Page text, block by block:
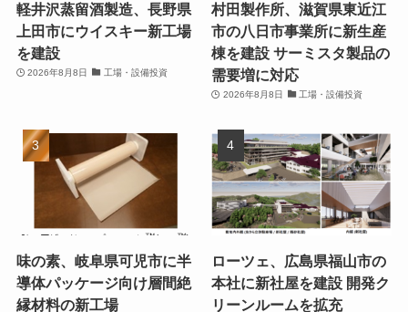
軽井沢蒸留酒製造、長野県
上田市にウイスキー新工場
を建設
2026年8月8日 工場・設備投資
村田製作所、滋賀県東近江
市の八日市事業所に新生産
棟を建設 サーミスタ製品の
需要増に対応
2026年8月8日 工場・設備投資
味の素、岐阜県可児市に半
導体パッケージ向け層間絶
縁材料の新工場
ローツェ、広島県福山市の
本社に新社屋を建設 開発ク
リーンルームを拡充